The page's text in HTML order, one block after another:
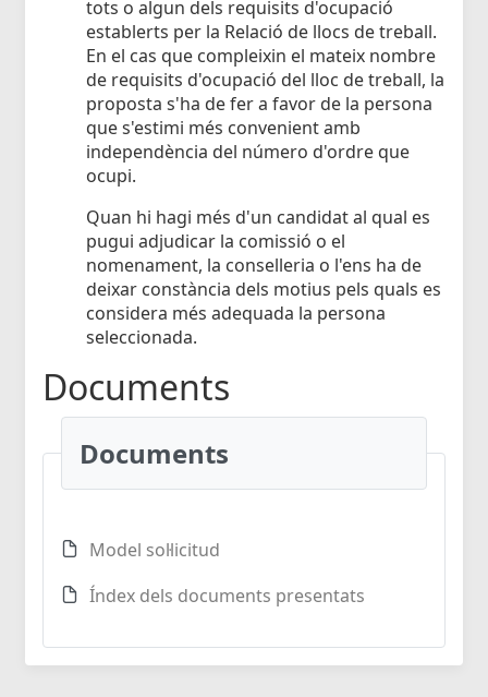
tots o algun dels requisits d'ocupació
establerts per la Relació de llocs de treball.
En el cas que compleixin el mateix nombre
de requisits d'ocupació del lloc de treball, la
proposta s'ha de fer a favor de la persona
que s'estimi més convenient amb
independència del número d'ordre que
ocupi.
Quan hi hagi més d'un candidat al qual es
pugui adjudicar la comissió o el
nomenament, la conselleria o l'ens ha de
deixar constància dels motius pels quals es
considera més adequada la persona
seleccionada.
Documents
Documents
Model sol·licitud
Índex dels documents presentats